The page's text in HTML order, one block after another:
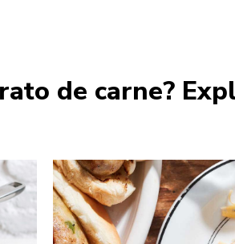
de carne?